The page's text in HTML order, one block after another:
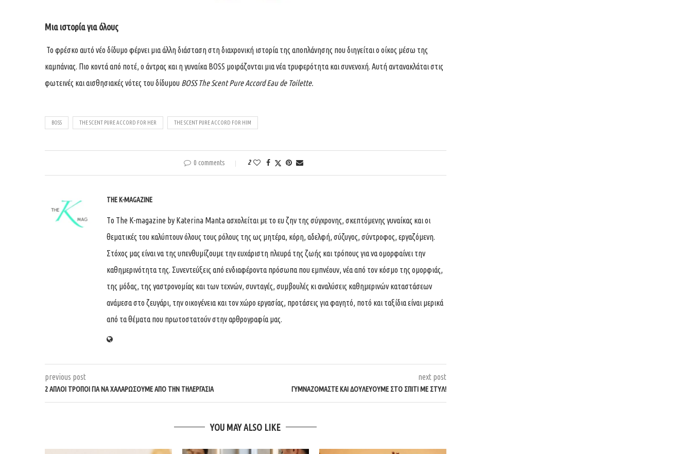
Μια ιστορία για όλους
Το φρέσκο αυτό νέο δίδυμο φέρνει μια άλλη διάσταση στη διαχρονική ιστορία της αποπλάνησης που διηγείται ο οίκος μέσω της
καμπάνιας. Πιο κοντά από ποτέ, ο άντρας και η γυναίκα BOSS μοιράζονται μια νέα τρυφερότητα και συνενοχή. Αυτή αντανακλάται στις
φωτεινές και αισθησιακές νότες του δίδυμου BOSS The Scent Pure Accord Eau de Toilette.
BOSS THE SCENT PURE ACCORD FOR HER THE SCENT PURE ACCORD FOR HIM
0 comments 2
THE K-MAGAZINE
Tο The K-magazine by Katerina Manta ασχολείται με το ευ ζην της σύγχρονης, σκεπτόμενης γυναίκας και οι
θεματικές του καλύπτουν όλους τους ρόλους της ως μητέρα, κόρη, αδελφή, σύζυγος, σύντροφος, εργαζόμενη.
Στόχος μας είναι να της υπενθυμίζουμε την ευχάριστη πλευρά της ζωής και τρόπους για να ομορφαίνει την
καθημερινότητα της. Συνεντεύξεις από ενδιαφέροντα πρόσωπα που εμπνέουν, νέα από τον κόσμο της ομορφιάς,
της μόδας, της γαστρονομίας και των τεχνών, συνταγές, συμβουλές κι αναλύσεις καθημερινών καταστάσεων
ανάμεσα στο ζευγάρι, την οικογένεια και τον χώρο εργασίας, προτάσεις για φαγητό, ποτό και ταξίδια είναι μερικά
από τα θέματα που πρωτοστατούν στην αρθρογραφία μας.
previous post
2 ΑΠΛΟΊ ΤΡΌΠΟΙ ΓΙΑ ΝΑ ΧΑΛΑΡΏΣΟΥΜΕ ΑΠΌ ΤΗΝ ΤΗΛΕΡΓΑΣΊΑ
next post
ΓΥΜΝΑΖΌΜΑΣΤΕ ΚΑΙ ΔΟΥΛΕΎΟΥΜΕ ΣΤΟ ΣΠΊΤΙ ΜΕ ΣΤΥΛ!
YOU MAY ALSO LIKE